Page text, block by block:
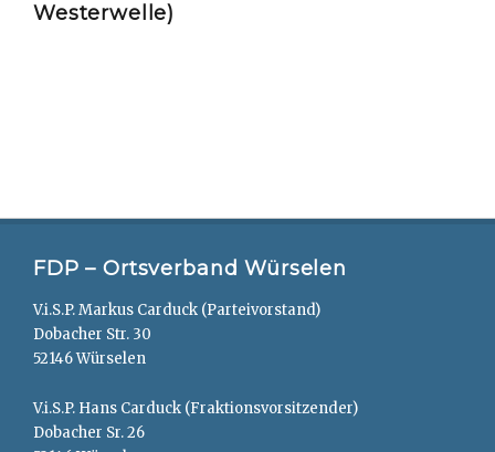
Westerwelle)
FDP – Ortsverband Würselen
V.i.S.P. Markus Carduck (Parteivorstand)
Dobacher Str. 30
52146 Würselen
V.i.S.P. Hans Carduck (Fraktionsvorsitzender)
Dobacher Sr. 26